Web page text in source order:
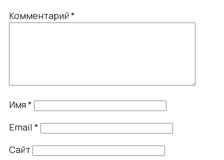
Комментарий*
Имя*
Email *
Сайт